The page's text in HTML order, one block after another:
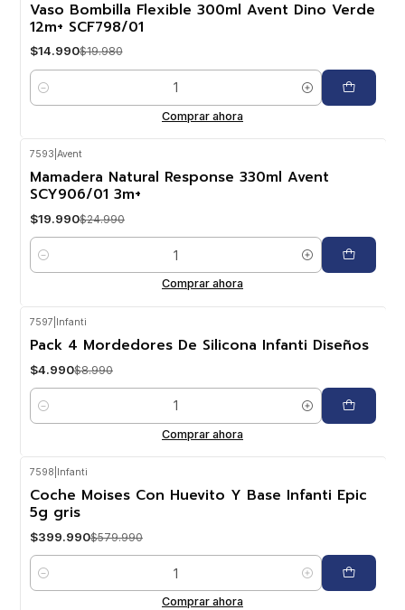
Vaso Bombilla Flexible 300ml Avent Dino Verde
12m+ SCF798/01
$14.990$19.980
Cantidad
Comprar ahora
-20%OFF
7593 Avent
Mamadera Natural Response 330ml Avent
SCY906/01 3m+
$19.990$24.990
Cantidad
Comprar ahora
-44%
7597 Infanti
Pack 4 Mordedores De Silicona Infanti Diseños
$4.990$8.990
Cantidad
Comprar ahora
-31% OFF
7598 Infanti
Coche Moises Con Huevito Y Base Infanti Epic
5g gris
$399.990$579.990
Cantidad
Comprar ahora